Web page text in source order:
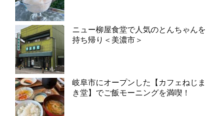
ニュー柳屋食堂で人気のとんちゃんを
持ち帰り＜美濃市＞
岐阜市にオープンした【カフェねじま
き堂】でご飯モーニングを満喫！